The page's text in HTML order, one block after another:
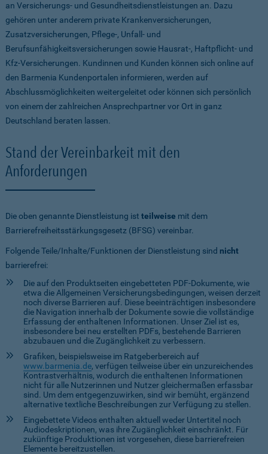
an Versicherungs- und Gesundheitsdienstleistungen an. Dazu
gehören unter anderem private Krankenversicherungen,
Zusatzversicherungen, Pflege-, Unfall- und
Berufsunfähigkeitsversicherungen sowie Hausrat-, Haftpflicht- und
Kfz-Versicherungen. Kundinnen und Kunden können sich online auf
den Barmenia Kundenportalen informieren, werden auf
Abschlussmöglichkeiten weitergeleitet oder können sich persönlich
von einem der zahlreichen Ansprechpartner vor Ort in ganz
Deutschland beraten lassen.
Stand der Vereinbarkeit mit den
Anforderungen
Die oben genannte Dienstleistung ist teilweise mit dem
Barrierefreiheitsstärkungsgesetz (BFSG) vereinbar.
Folgende Teile/Inhalte/Funktionen der Dienstleistung sind nicht
barrierefrei:
Die auf den Produktseiten eingebetteten PDF-Dokumente, wie
etwa die Allgemeinen Versicherungsbedingungen, weisen derzeit
noch diverse Barrieren auf. Diese beeinträchtigen insbesondere
die Navigation innerhalb der Dokumente sowie die vollständige
Erfassung der enthaltenen Informationen. Unser Ziel ist es,
insbesondere bei neu erstellten PDFs, bestehende Barrieren
abzubauen und die Zugänglichkeit zu verbessern.
Grafiken, beispielsweise im Ratgeberbereich auf
www.barmenia.de, verfügen teilweise über ein unzureichendes
Kontrastverhältnis, wodurch die enthaltenen Informationen
nicht für alle Nutzerinnen und Nutzer gleichermaßen erfassbar
sind. Um dem entgegenzuwirken, sind wir bemüht, ergänzend
alternative textliche Beschreibungen zur Verfügung zu stellen.
Eingebettete Videos enthalten aktuell weder Untertitel noch
Audiodeskriptionen, was ihre Zugänglichkeit einschränkt. Für
zukünftige Produktionen ist vorgesehen, diese barrierefreien
Elemente bereitzustellen.